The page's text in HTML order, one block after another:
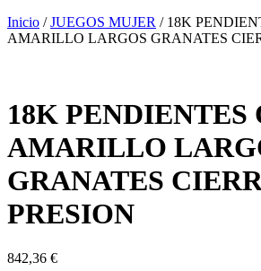
Inicio /JUEGOS MUJER / 18K
AMARILLO LARGOS GRANATES
18K PENDIENTES
AMARILLO
GRANATES
PRESION
842,36 €